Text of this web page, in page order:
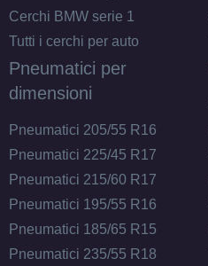
Cerchi BMW serie 1
Tutti i cerchi per auto
Pneumatici per
dimensioni
Pneumatici 205/55 R16
Pneumatici 225/45 R17
Pneumatici 215/60 R17
Pneumatici 195/55 R16
Pneumatici 185/65 R15
Pneumatici 235/55 R18